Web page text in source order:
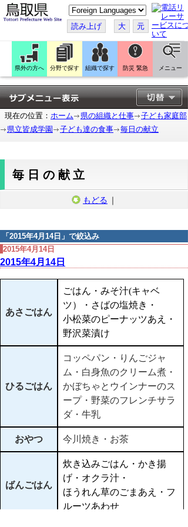
こ
の
ペ
ー
ジ
翻
訳
す
る
読み上げ 大 元
県外の方へ 分野で探す 組織で探す 防災 緊急 メニュー
現在の位置： ホーム 県の組織と仕事
子ども家庭部
県立皆成学園
子ども達の食事 毎日の献立
毎日の献立
もどる ｜
「 2015年4月14日 」で絞込み
2015年4月14日
2015年4月14日
あさごはん
ごはん・みそ汁(キャベ
ツ）・さばの塩焼き・
小松菜のピーナッツあえ・
野沢菜漬け
ひるごはん
コッペパン・りんごジャ
ム・白身魚のクリーム煮・
かぼちゃとウインナーのス
ープ・野菜のフレンチサラ
ダ・牛乳
おやつ 今川焼き・お茶
ばんごはん
炊き込みごはん・かき揚
げ・オクラ汁・
ほうれん草のごまあえ・フ
ルーツあわせ